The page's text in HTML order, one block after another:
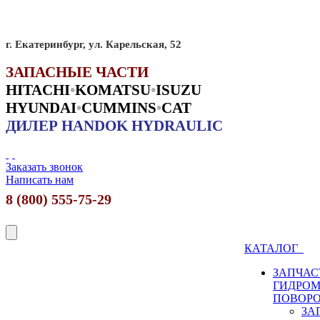
г. Екатеринбург, ул. Карельская, 52
ЗАПАСНЫЕ ЧАСТИ
HITACHI•KOMATSU•ISUZU
HYUNDAI•CUMMINS•CAT
ДИЛЕР HANDOK HYDRAULIC
Заказать звонок
Написать нам
8 (800) 555-75-29
КАТАЛОГ